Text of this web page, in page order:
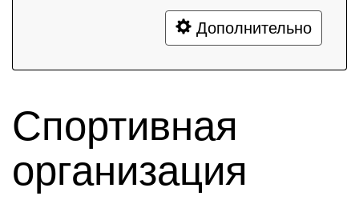
Дополнительно
Спортивная
организация